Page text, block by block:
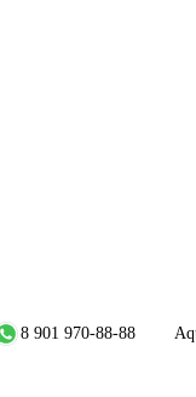
8 901 970-88-88